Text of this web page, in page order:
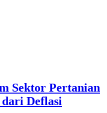
Sektor Pertanian
Deflasi